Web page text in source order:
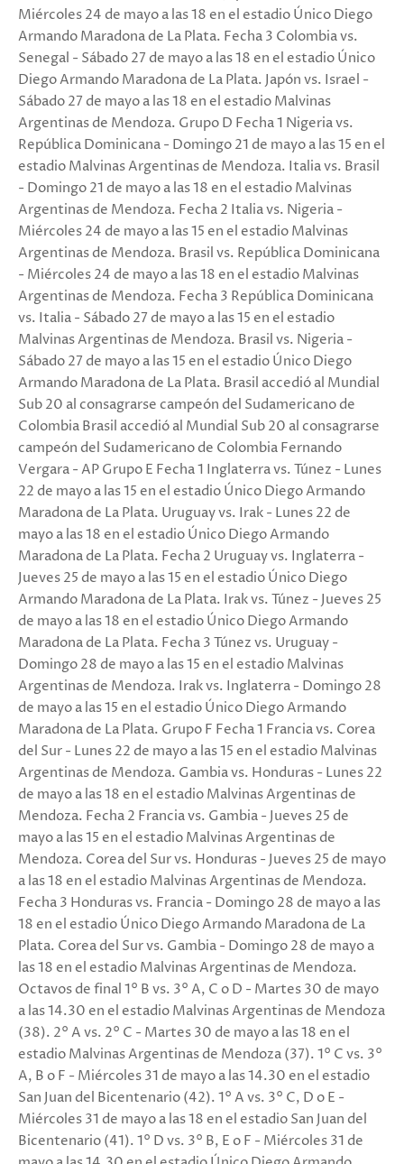
Miércoles 24 de mayo a las 18 en el estadio Único Diego
Armando Maradona de La Plata. Fecha 3 Colombia vs.
Senegal - Sábado 27 de mayo a las 18 en el estadio Único
Diego Armando Maradona de La Plata. Japón vs. Israel -
Sábado 27 de mayo a las 18 en el estadio Malvinas
Argentinas de Mendoza. Grupo D Fecha 1 Nigeria vs.
República Dominicana - Domingo 21 de mayo a las 15 en el
estadio Malvinas Argentinas de Mendoza. Italia vs. Brasil
- Domingo 21 de mayo a las 18 en el estadio Malvinas
Argentinas de Mendoza. Fecha 2 Italia vs. Nigeria -
Miércoles 24 de mayo a las 15 en el estadio Malvinas
Argentinas de Mendoza. Brasil vs. República Dominicana
- Miércoles 24 de mayo a las 18 en el estadio Malvinas
Argentinas de Mendoza. Fecha 3 República Dominicana
vs. Italia - Sábado 27 de mayo a las 15 en el estadio
Malvinas Argentinas de Mendoza. Brasil vs. Nigeria -
Sábado 27 de mayo a las 15 en el estadio Único Diego
Armando Maradona de La Plata. Brasil accedió al Mundial
Sub 20 al consagrarse campeón del Sudamericano de
Colombia Brasil accedió al Mundial Sub 20 al consagrarse
campeón del Sudamericano de Colombia Fernando
Vergara - AP Grupo E Fecha 1 Inglaterra vs. Túnez - Lunes
22 de mayo a las 15 en el estadio Único Diego Armando
Maradona de La Plata. Uruguay vs. Irak - Lunes 22 de
mayo a las 18 en el estadio Único Diego Armando
Maradona de La Plata. Fecha 2 Uruguay vs. Inglaterra -
Jueves 25 de mayo a las 15 en el estadio Único Diego
Armando Maradona de La Plata. Irak vs. Túnez - Jueves 25
de mayo a las 18 en el estadio Único Diego Armando
Maradona de La Plata. Fecha 3 Túnez vs. Uruguay -
Domingo 28 de mayo a las 15 en el estadio Malvinas
Argentinas de Mendoza. Irak vs. Inglaterra - Domingo 28
de mayo a las 15 en el estadio Único Diego Armando
Maradona de La Plata. Grupo F Fecha 1 Francia vs. Corea
del Sur - Lunes 22 de mayo a las 15 en el estadio Malvinas
Argentinas de Mendoza. Gambia vs. Honduras - Lunes 22
de mayo a las 18 en el estadio Malvinas Argentinas de
Mendoza. Fecha 2 Francia vs. Gambia - Jueves 25 de
mayo a las 15 en el estadio Malvinas Argentinas de
Mendoza. Corea del Sur vs. Honduras - Jueves 25 de mayo
a las 18 en el estadio Malvinas Argentinas de Mendoza.
Fecha 3 Honduras vs. Francia - Domingo 28 de mayo a las
18 en el estadio Único Diego Armando Maradona de La
Plata. Corea del Sur vs. Gambia - Domingo 28 de mayo a
las 18 en el estadio Malvinas Argentinas de Mendoza.
Octavos de final 1° B vs. 3° A, C o D - Martes 30 de mayo
a las 14.30 en el estadio Malvinas Argentinas de Mendoza
(38). 2° A vs. 2° C - Martes 30 de mayo a las 18 en el
estadio Malvinas Argentinas de Mendoza (37). 1° C vs. 3°
A, B o F - Miércoles 31 de mayo a las 14.30 en el estadio
San Juan del Bicentenario (42). 1° A vs. 3° C, D o E -
Miércoles 31 de mayo a las 18 en el estadio San Juan del
Bicentenario (41). 1° D vs. 3° B, E o F - Miércoles 31 de